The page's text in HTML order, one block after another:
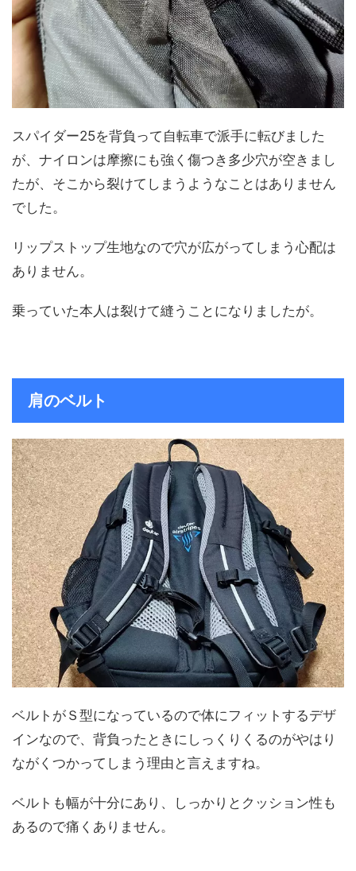
スパイダー25を背負って自転車で派手に転びました
が、ナイロンは摩擦にも強く傷つき多少穴が空きまし
たが、そこから裂けてしまうようなことはありません
でした。
リップストップ生地なので穴が広がってしまう心配は
ありません。
乗っていた本人は裂けて縫うことになりましたが。
肩のベルト
ベルトがＳ型になっているので体にフィットするデザ
インなので、背負ったときにしっくりくるのがやはり
ながくつかってしまう理由と言えますね。
ベルトも幅が十分にあり、しっかりとクッション性も
あるので痛くありません。